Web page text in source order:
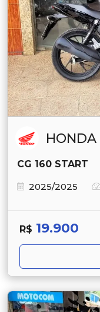
HONDA
CG 160 START
2025/2025
R$ 19.900